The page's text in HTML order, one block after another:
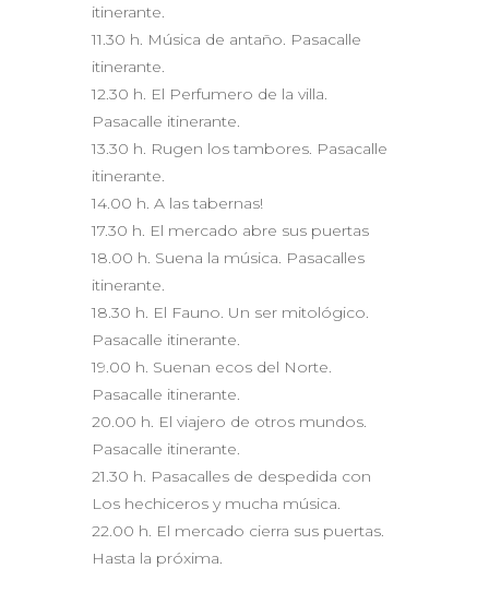
itinerante.
11.30 h. Música de antaño. Pasacalle
itinerante.
12.30 h. El Perfumero de la villa.
Pasacalle itinerante.
13.30 h. Rugen los tambores. Pasacalle
itinerante.
14.00 h. A las tabernas!
17.30 h. El mercado abre sus puertas
18.00 h. Suena la música. Pasacalles
itinerante.
18.30 h. El Fauno. Un ser mitológico.
Pasacalle itinerante.
19.00 h. Suenan ecos del Norte.
Pasacalle itinerante.
20.00 h. El viajero de otros mundos.
Pasacalle itinerante.
21.30 h. Pasacalles de despedida con
Los hechiceros y mucha música.
22.00 h. El mercado cierra sus puertas.
Hasta la próxima.